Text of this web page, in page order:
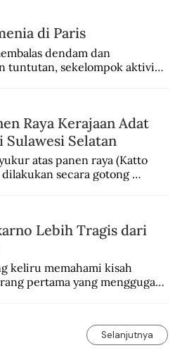
di Paris
dendam dan
tuntutan, sekelompok aktivis
Raya Kerajaan Adat
Sulawesi Selatan
atas panen raya (Katto
dilakukan secara gotong
Lebih Tragis dari
keliru memahami kisah
pertama yang menggugat
Selanjutnya